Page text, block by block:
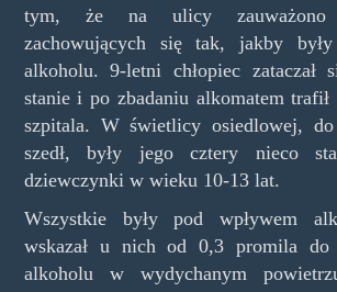
tym, że na ulicy zauważono
zachowujących się tak, jakby
alkoholu. 9-letni chłopiec zataczał
stanie i po zbadaniu alkomatem
szpitala. W świetlicy osiedlowej,
szedł, były jego cztery nieco
dziewczynki w wieku 10-13 lat.
Wszystkie były pod wpływem
wskazał u nich od 0,3 promila do
alkoholu w wydychanym